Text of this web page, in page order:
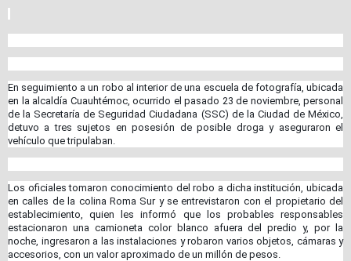
En seguimiento a un robo al interior de una escuela de fotografía, ubicada
en la alcaldía Cuauhtémoc, ocurrido el pasado 23 de noviembre, personal
de la Secretaría de Seguridad Ciudadana (SSC) de la Ciudad de México,
detuvo a tres sujetos en posesión de posible droga y aseguraron el
vehículo que tripulaban.
Los oficiales tomaron conocimiento del robo a dicha institución, ubicada
en calles de la colina Roma Sur y se entrevistaron con el propietario del
establecimiento, quien les informó que los probables responsables
estacionaron una camioneta color blanco afuera del predio y, por la
noche, ingresaron a las instalaciones y robaron varios objetos, cámaras y
accesorios, con un valor aproximado de un millón de pesos.